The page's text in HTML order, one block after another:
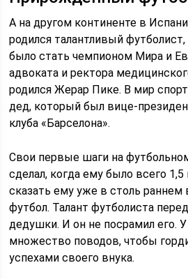
А на другом континенте в
родился талантливый
было стать чемпионом Мира и
адвоката и ректора
родился Жерар Пике. В мир
дед, который был вице-
клуба «Барселона».
Свои первые шаги на
сделал, когда ему было всего
сказать ему уже в столь раннем
футбол. Талант футболиста
дедушки. И он не посрамил его.
множество поводов, чтобы
успехами своего внука.